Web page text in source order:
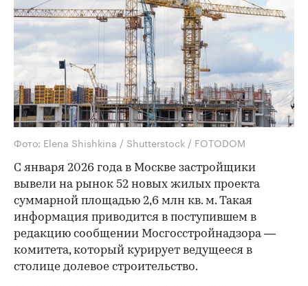
Фото: Elena Shishkina / Shutterstock / FOTODOM
С января 2026 года в Москве застройщики
вывели на рынок 52 новых жилых проекта
суммарной площадью 2,6 млн кв. м. Такая
информация приводится в поступившем в
редакцию сообщении Мосгосстройнадзора —
комитета, который курирует ведущееся в
столице долевое строительство.